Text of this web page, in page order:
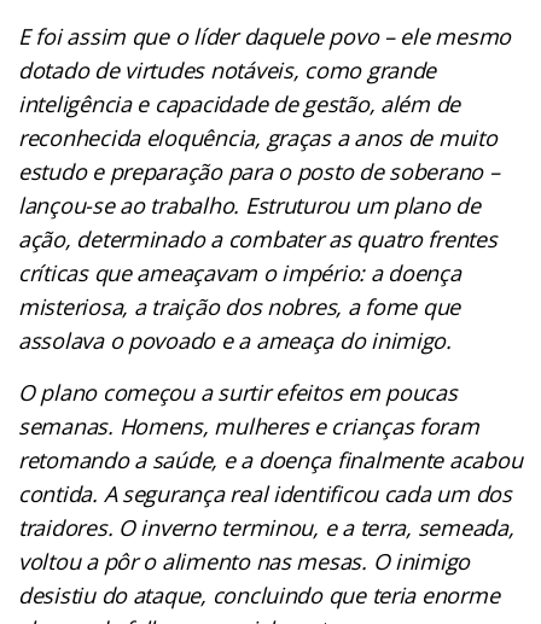
E foi assim que o líder daquele povo – ele mesmo
dotado de virtudes notáveis, como grande
inteligência e capacidade de gestão, além de
reconhecida eloquência, graças a anos de muito
estudo e preparação para o posto de soberano –
lançou-se ao trabalho. Estruturou um plano de
ação, determinado a combater as quatro frentes
críticas que ameaçavam o império: a doença
misteriosa, a traição dos nobres, a fome que
assolava o povoado e a ameaça do inimigo.
O plano começou a surtir efeitos em poucas
semanas. Homens, mulheres e crianças foram
retomando a saúde, e a doença finalmente acabou
contida. A segurança real identificou cada um dos
traidores. O inverno terminou, e a terra, semeada,
voltou a pôr o alimento nas mesas. O inimigo
desistiu do ataque, concluindo que teria enorme